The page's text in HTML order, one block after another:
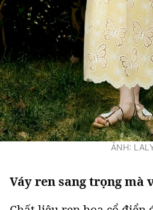
ẢNH:
Váy ren sang trọng mà